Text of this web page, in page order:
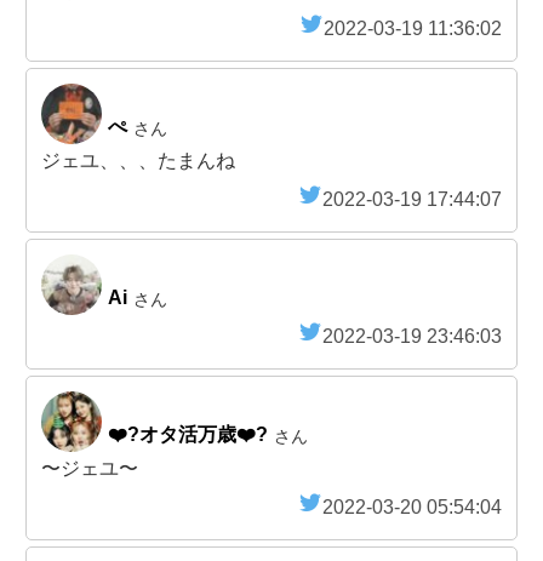
2022-03-19 11:36:02
ぺ さん
ジェユ、、、たまんね
2022-03-19 17:44:07
Ai さん
2022-03-19 23:46:03
❤️‍?オタ活万歳❤️‍? さん
〜ジェユ〜
2022-03-20 05:54:04